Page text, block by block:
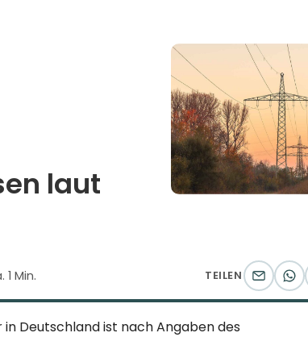
laut
1 Min. TEILEN
Deutschland ist nach Angaben des